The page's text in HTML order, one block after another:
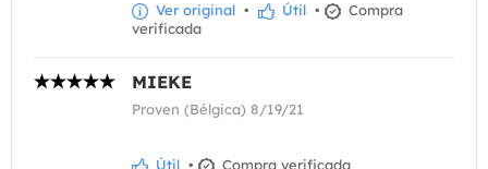
Ver original • Útil •
Compra
verificada
MIEKE
Proven (Bélgica) 8/19/21
Útil • Compra verificada